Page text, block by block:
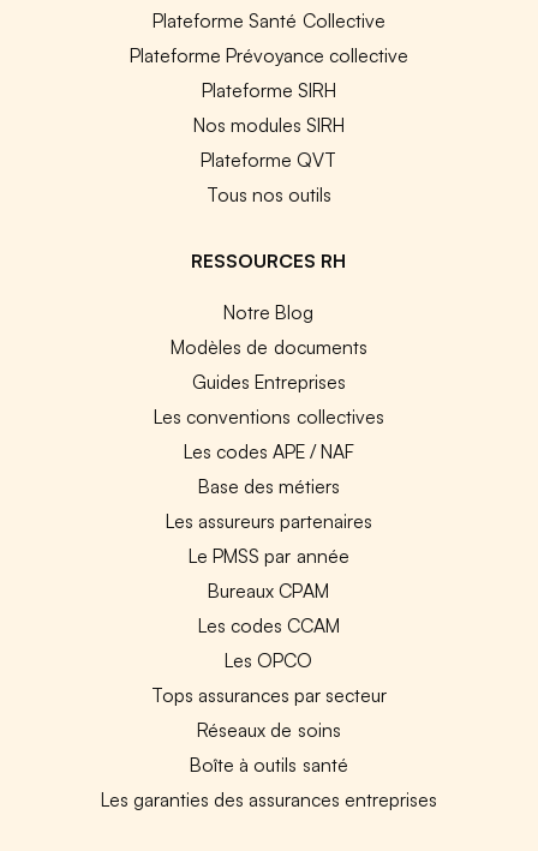
Plateforme Santé Collective
Plateforme Prévoyance collective
Plateforme SIRH
Nos modules SIRH
Plateforme QVT
Tous nos outils
RESSOURCES RH
Notre Blog
Modèles de documents
Guides Entreprises
Les conventions collectives
Les codes APE / NAF
Base des métiers
Les assureurs partenaires
Le PMSS par année
Bureaux CPAM
Les codes CCAM
Les OPCO
Tops assurances par secteur
Réseaux de soins
Boîte à outils santé
Les garanties des assurances entreprises